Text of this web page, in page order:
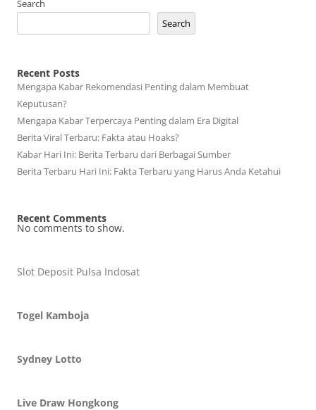
Search
Search
Recent Posts
Mengapa Kabar Rekomendasi Penting dalam Membuat
Keputusan?
Mengapa Kabar Terpercaya Penting dalam Era Digital
Berita Viral Terbaru: Fakta atau Hoaks?
Kabar Hari Ini: Berita Terbaru dari Berbagai Sumber
Berita Terbaru Hari Ini: Fakta Terbaru yang Harus Anda Ketahui
Recent Comments
No comments to show.
Slot Deposit Pulsa Indosat
Togel Kamboja
Sydney Lotto
Live Draw Hongkong